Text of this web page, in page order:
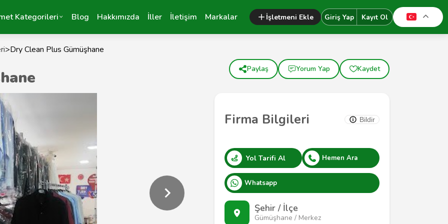
Kategorileri Blog Hakkımızda İller İletişim Markalar İşletmeni Ekle Giriş Yap Kayıt Ol
>Dry Clean Plus Gümüşhane
Firma Bilgileri Bildir
Yol Tarifi Al Hemen Ara
Whatsapp
Şehir / İlçe
Gümüşhane / Merkez
Paylaş Yorum Yap Kaydet